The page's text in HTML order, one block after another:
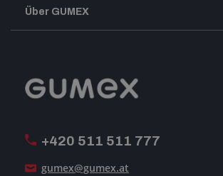
+420 511 511 777
gumex@gumex.at
Transport und Warenversand
Reklamation
Über GUMEX
GUMEX stellt sich vor